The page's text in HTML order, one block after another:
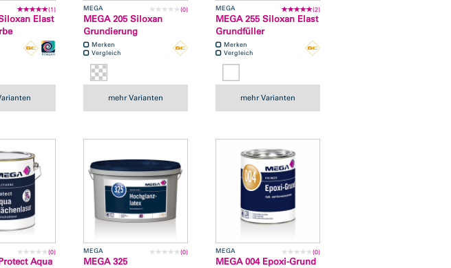
(1)
Elast
MEGA (0)
MEGA 205 Siloxan
Grundierung
Merken
Vergleich
mehr Varianten
MEGA (2)
MEGA 255 Siloxan Elast
Grundfüller
Merken
Vergleich
mehr Varianten
(0)
Aqua
MEGA (0)
MEGA 325
MEGA (0)
MEGA 004 Epoxi-Grund